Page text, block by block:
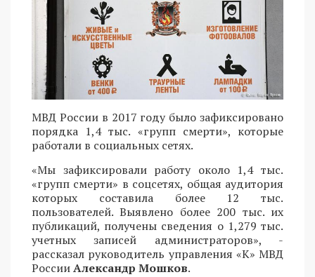
МВД России в 2017 году было зафиксировано
порядка 1,4 тыс. «групп смерти», которые
работали в социальных сетях.
«Мы зафиксировали работу около 1,4 тыс.
«групп смерти» в соцсетях, общая аудитория
которых составила более 12 тыс.
пользователей. Выявлено более 200 тыс. их
публикаций, получены сведения о 1,279 тыс.
учетных записей администраторов», -
рассказал руководитель управления «К» МВД
РоссииАлександр Мошков.